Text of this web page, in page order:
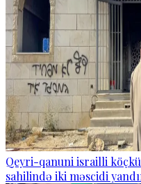
Qeyri-qanuni israilli
sahilində iki məscidi